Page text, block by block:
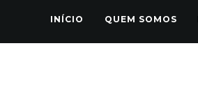
INÍCIO QUEM SOMOS